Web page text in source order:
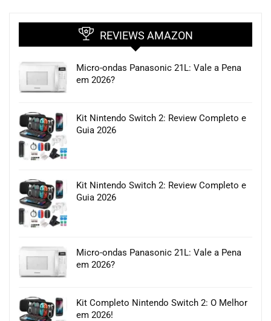
REVIEWS AMAZON
Micro-ondas Panasonic 21L: Vale a Pena
em 2026?
Kit Nintendo Switch 2: Review Completo e
Guia 2026
Kit Nintendo Switch 2: Review Completo e
Guia 2026
Micro-ondas Panasonic 21L: Vale a Pena
em 2026?
Kit Completo Nintendo Switch 2: O Melhor
em 2026!